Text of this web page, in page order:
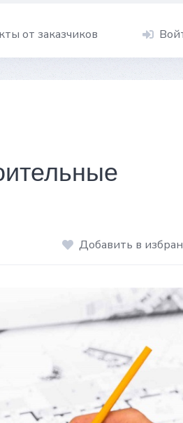
от заказчиков
Добавить в